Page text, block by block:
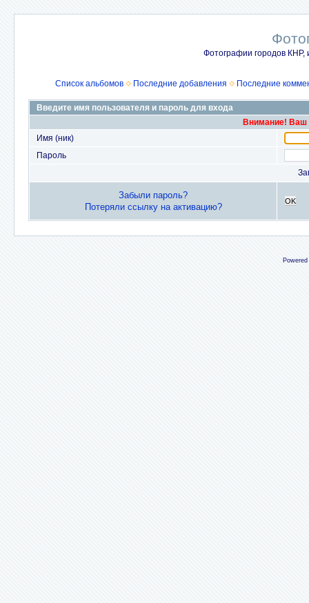
Фотографии городов КНР,
Список альбомов Последние добавления Последние
Введите имя пользователя и пароль для входа
Внимание! Ваш
Имя (ник)
Пароль
Забыли пароль?
Потеряли ссылку на активацию?
OK